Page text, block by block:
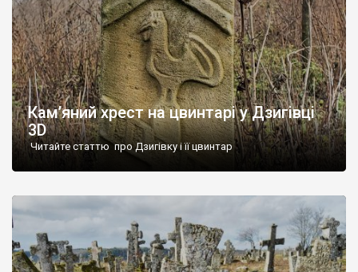
Кам’яний хрест на цвинтарі у Дзигівці
3D
Читайте статтю про Дзигівку і її цвинтар